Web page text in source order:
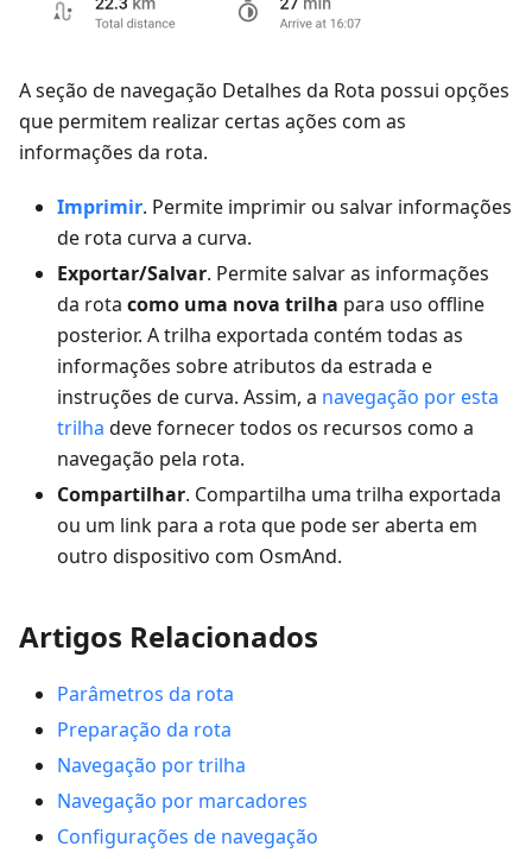
A seção de navegação Detalhes da Rota possui opções
que permitem realizar certas ações com as
informações da rota.
Imprimir. Permite imprimir ou salvar informações
de rota curva a curva.
Exportar/Salvar. Permite salvar as informações
da rota como uma nova trilha para uso offline
posterior. A trilha exportada contém todas as
informações sobre atributos da estrada e
instruções de curva. Assim, a navegação por esta
trilha deve fornecer todos os recursos como a
navegação pela rota.
Compartilhar. Compartilha uma trilha exportada
ou um link para a rota que pode ser aberta em
outro dispositivo com OsmAnd.
Artigos Relacionados
Parâmetros da rota
Preparação da rota
Navegação por trilha
Navegação por marcadores
Configurações de navegação